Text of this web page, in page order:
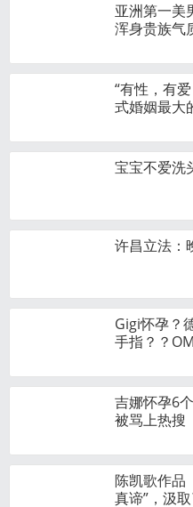
亚洲第一美
浑身贵族气
“有性，有
式婚姻最大
宝宝不爱洗
许昌立法：
Gigi怀孕？
手指？？
吉娜怀孕6
被骂上热搜
陈凯歌作品
真谛”，汲